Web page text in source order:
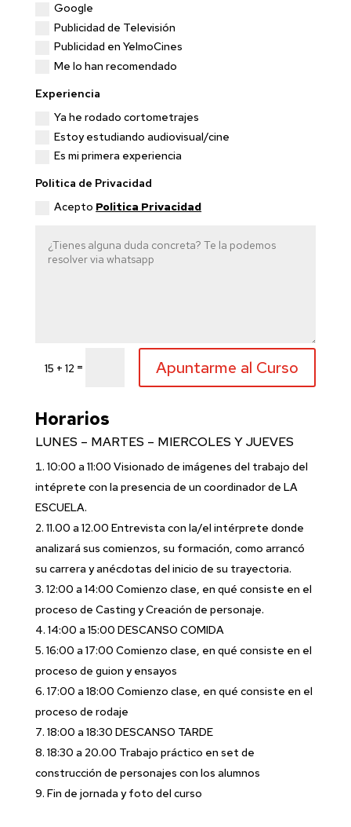
Google
Publicidad de Televisión
Publicidad en YelmoCines
Me lo han recomendado
Experiencia
Ya he rodado cortometrajes
Estoy estudiando audiovisual/cine
Es mi primera experiencia
Politica de Privacidad
Acepto Politica Privacidad
15 + 12 = Apuntarme al Curso
Horarios
LUNES – MARTES – MIERCOLES Y JUEVES
10:00 a 11:00 Visionado de imágenes del trabajo del
intéprete con la presencia de un coordinador de LA
ESCUELA.
11.00 a 12.00 Entrevista con la/el intérprete donde
analizará sus comienzos, su formación, como arrancó
su carrera y anécdotas del inicio de su trayectoria.
12:00 a 14:00 Comienzo clase, en qué consiste en el
proceso de Casting y Creación de personaje.
14:00 a 15:00 DESCANSO COMIDA
16:00 a 17:00 Comienzo clase, en qué consiste en el
proceso de guion y ensayos
17:00 a 18:00 Comienzo clase, en qué consiste en el
proceso de rodaje
18:00 a 18:30 DESCANSO TARDE
18:30 a 20.00 Trabajo práctico en set de
construcción de personajes con los alumnos
Fin de jornada y foto del curso